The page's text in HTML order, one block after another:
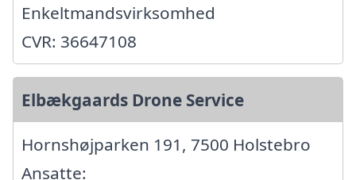
Enkeltmandsvirksomhed
CVR: 36647108
Elbækgaards Drone Service
Hornshøjparken 191, 7500 Holstebro
Ansatte: